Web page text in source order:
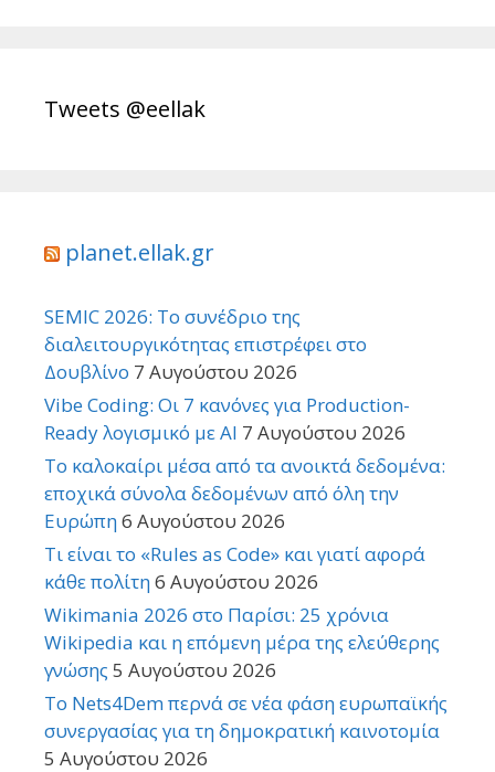
Tweets @eellak
planet.ellak.gr
SEMIC 2026: Το συνέδριο της
διαλειτουργικότητας επιστρέφει στο
Δουβλίνο 7 Αυγούστου 2026
Vibe Coding: Οι 7 κανόνες για Production-
Ready λογισμικό με AI 7 Αυγούστου 2026
Το καλοκαίρι μέσα από τα ανοικτά δεδομένα:
εποχικά σύνολα δεδομένων από όλη την
Ευρώπη6 Αυγούστου 2026
Τι είναι το «Rules as Code» και γιατί αφορά
κάθε πολίτη6 Αυγούστου 2026
Wikimania 2026 στο Παρίσι: 25 χρόνια
Wikipedia και η επόμενη μέρα της ελεύθερης
γνώσης 5 Αυγούστου 2026
Το Nets4Dem περνά σε νέα φάση ευρωπαϊκής
συνεργασίας για τη δημοκρατική καινοτομία
5 Αυγούστου 2026